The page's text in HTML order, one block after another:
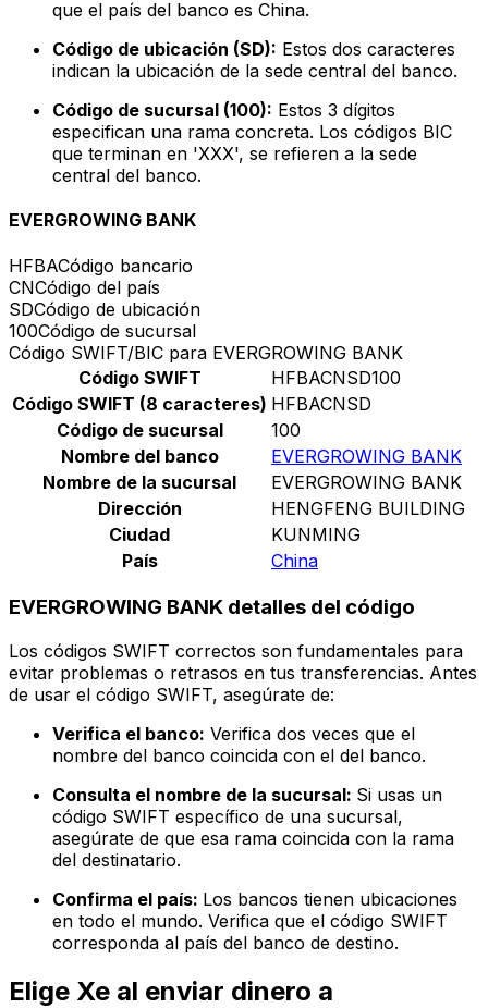
que el país del banco es China.
Código de ubicación (SD): Estos dos caracteres
indican la ubicación de la sede central del banco.
Código de sucursal (100): Estos 3 dígitos
especifican una rama concreta. Los códigos BIC
que terminan en 'XXX', se refieren a la sede
central del banco.
EVERGROWING BANK
HFBACódigo bancario
CNCódigo del país
SDCódigo de ubicación
100Código de sucursal
Código SWIFT/BIC para EVERGROWING BANK
Código SWIFT
HFBACNSD100
Código SWIFT (8 caracteres) HFBACNSD
Código de sucursal
100
Nombre del banco
EVERGROWING BANK
Nombre de la sucursal
EVERGROWING BANK
Dirección
HENGFENG BUILDING
Ciudad
KUNMING
País
China
EVERGROWING BANK detalles del código
Los códigos SWIFT correctos son fundamentales para
evitar problemas o retrasos en tus transferencias. Antes
de usar el código SWIFT, asegúrate de:
Verifica el banco: Verifica dos veces que el
nombre del banco coincida con el del banco.
Consulta el nombre de la sucursal: Si usas un
código SWIFT específico de una sucursal,
asegúrate de que esa rama coincida con la rama
del destinatario.
Confirma el país: Los bancos tienen ubicaciones
en todo el mundo. Verifica que el código SWIFT
corresponda al país del banco de destino.
Elige Xe al enviar dinero a